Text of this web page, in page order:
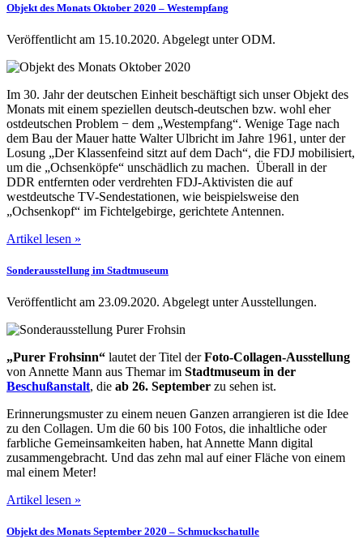
Objekt des Monats Oktober 2020 – Westempfang
Veröffentlicht am 15.10.2020. Abgelegt unter ODM.
Im 30. Jahr der deutschen Einheit beschäftigt sich unser Objekt des
Monats mit einem speziellen deutsch-deutschen bzw. wohl eher
ostdeutschen Problem − dem „Westempfang“. Wenige Tage nach
dem Bau der Mauer hatte Walter Ulbricht im Jahre 1961, unter der
Losung „Der Klassenfeind sitzt auf dem Dach“, die FDJ mobilisiert,
um die „Ochsenköpfe“ unschädlich zu machen. Überall in der
DDR entfernten oder verdrehten FDJ-Aktivisten die auf
westdeutsche TV-Sendestationen, wie beispielsweise den
„Ochsenkopf“ im Fichtelgebirge, gerichtete Antennen.
Artikel lesen »
Sonderausstellung im Stadtmuseum
Veröffentlicht am 23.09.2020. Abgelegt unter Ausstellungen.
„Purer Frohsinn“ lautet der Titel derFoto-Collagen-Ausstellung
von Annette Mann aus Themar im Stadtmuseum in der
Beschußanstalt, die ab 26. September zu sehen ist.
Erinnerungsmuster zu einem neuen Ganzen arrangieren ist die Idee
zu den Collagen. Um die 60 bis 100 Fotos, die inhaltliche oder
farbliche Gemeinsamkeiten haben, hat Annette Mann digital
zusammengebracht. Und das zehn mal auf einer Fläche von einem
mal einem Meter!
Artikel lesen »
Objekt des Monats September 2020 – Schmuckschatulle